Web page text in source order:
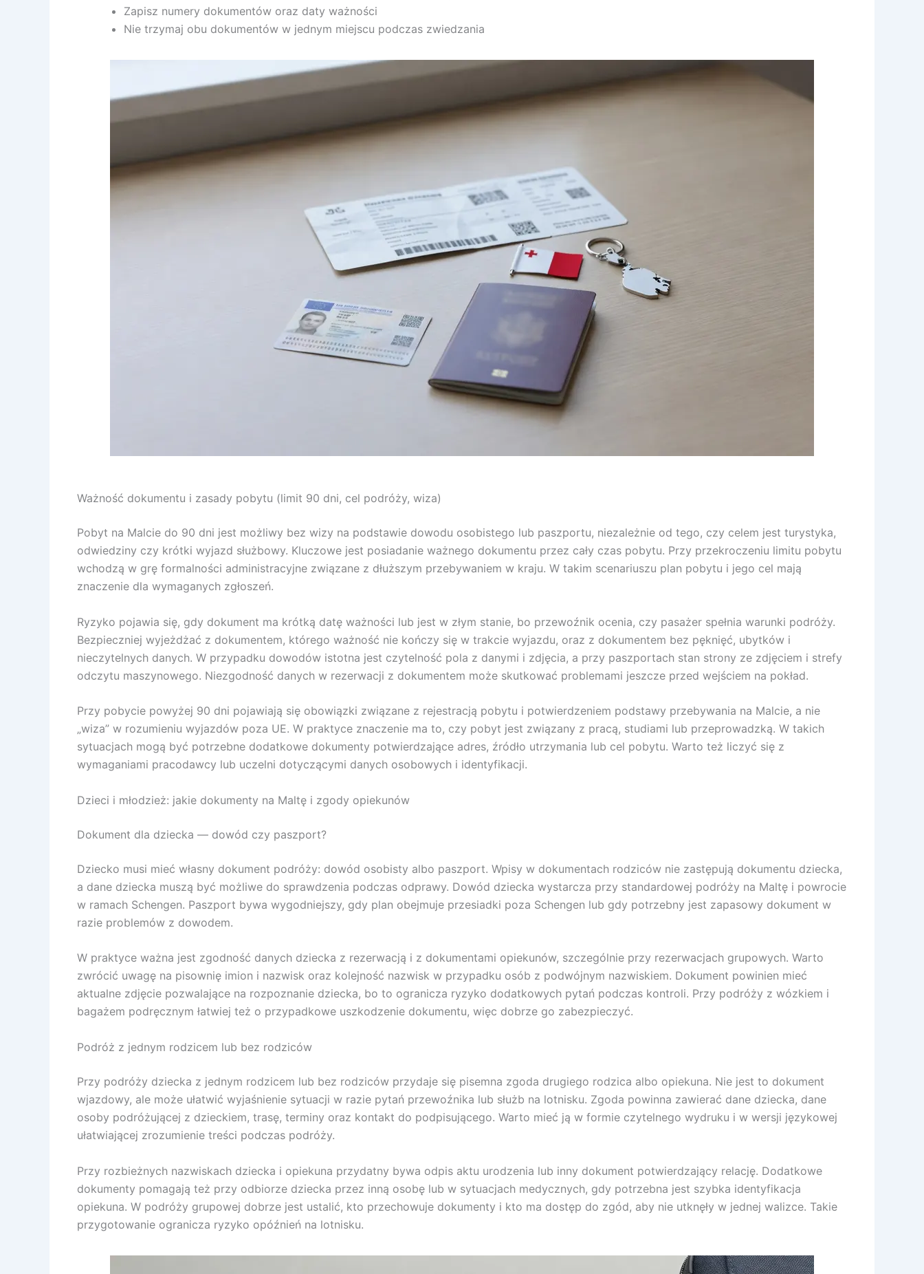
Zapisz numery dokumentów oraz daty ważności
Nie trzymaj obu dokumentów w jednym miejscu podczas zwiedzania
Ważność dokumentu i zasady pobytu (limit 90 dni, cel podróży, wiza)
Pobyt na Malcie do 90 dni jest możliwy bez wizy na podstawie dowodu osobistego lub paszportu, niezależnie od tego, czy celem jest turystyka,
odwiedziny czy krótki wyjazd służbowy. Kluczowe jest posiadanie ważnego dokumentu przez cały czas pobytu. Przy przekroczeniu limitu pobytu
wchodzą w grę formalności administracyjne związane z dłuższym przebywaniem w kraju. W takim scenariuszu plan pobytu i jego cel mają
znaczenie dla wymaganych zgłoszeń.
Ryzyko pojawia się, gdy dokument ma krótką datę ważności lub jest w złym stanie, bo przewoźnik ocenia, czy pasażer spełnia warunki podróży.
Bezpieczniej wyjeżdżać z dokumentem, którego ważność nie kończy się w trakcie wyjazdu, oraz z dokumentem bez pęknięć, ubytków i
nieczytelnych danych. W przypadku dowodów istotna jest czytelność pola z danymi i zdjęcia, a przy paszportach stan strony ze zdjęciem i strefy
odczytu maszynowego. Niezgodność danych w rezerwacji z dokumentem może skutkować problemami jeszcze przed wejściem na pokład.
Przy pobycie powyżej 90 dni pojawiają się obowiązki związane z rejestracją pobytu i potwierdzeniem podstawy przebywania na Malcie, a nie
„wiza” w rozumieniu wyjazdów poza UE. W praktyce znaczenie ma to, czy pobyt jest związany z pracą, studiami lub przeprowadzką. W takich
sytuacjach mogą być potrzebne dodatkowe dokumenty potwierdzające adres, źródło utrzymania lub cel pobytu. Warto też liczyć się z
wymaganiami pracodawcy lub uczelni dotyczącymi danych osobowych i identyfikacji.
Dzieci i młodzież: jakie dokumenty na Maltę i zgody opiekunów
Dokument dla dziecka — dowód czy paszport?
Dziecko musi mieć własny dokument podróży: dowód osobisty albo paszport. Wpisy w dokumentach rodziców nie zastępują dokumentu dziecka,
a dane dziecka muszą być możliwe do sprawdzenia podczas odprawy. Dowód dziecka wystarcza przy standardowej podróży na Maltę i powrocie
w ramach Schengen. Paszport bywa wygodniejszy, gdy plan obejmuje przesiadki poza Schengen lub gdy potrzebny jest zapasowy dokument w
razie problemów z dowodem.
W praktyce ważna jest zgodność danych dziecka z rezerwacją i z dokumentami opiekunów, szczególnie przy rezerwacjach grupowych. Warto
zwrócić uwagę na pisownię imion i nazwisk oraz kolejność nazwisk w przypadku osób z podwójnym nazwiskiem. Dokument powinien mieć
aktualne zdjęcie pozwalające na rozpoznanie dziecka, bo to ogranicza ryzyko dodatkowych pytań podczas kontroli. Przy podróży z wózkiem i
bagażem podręcznym łatwiej też o przypadkowe uszkodzenie dokumentu, więc dobrze go zabezpieczyć.
Podróż z jednym rodzicem lub bez rodziców
Przy podróży dziecka z jednym rodzicem lub bez rodziców przydaje się pisemna zgoda drugiego rodzica albo opiekuna. Nie jest to dokument
wjazdowy, ale może ułatwić wyjaśnienie sytuacji w razie pytań przewoźnika lub służb na lotnisku. Zgoda powinna zawierać dane dziecka, dane
osoby podróżującej z dzieckiem, trasę, terminy oraz kontakt do podpisującego. Warto mieć ją w formie czytelnego wydruku i w wersji językowej
ułatwiającej zrozumienie treści podczas podróży.
Przy rozbieżnych nazwiskach dziecka i opiekuna przydatny bywa odpis aktu urodzenia lub inny dokument potwierdzający relację. Dodatkowe
dokumenty pomagają też przy odbiorze dziecka przez inną osobę lub w sytuacjach medycznych, gdy potrzebna jest szybka identyfikacja
opiekuna. W podróży grupowej dobrze jest ustalić, kto przechowuje dokumenty i kto ma dostęp do zgód, aby nie utknęły w jednej walizce. Takie
przygotowanie ogranicza ryzyko opóźnień na lotnisku.